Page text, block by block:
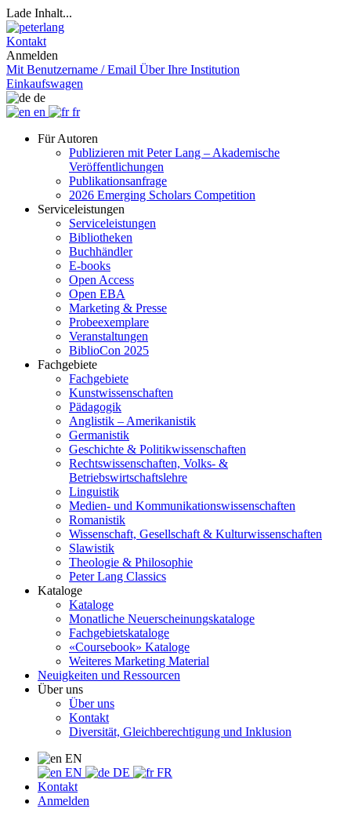
Lade Inhalt...
Kontakt
Anmelden
Mit Benutzername / Email Über Ihre Institution
Einkaufswagen
de
en
fr
Für Autoren
Publizieren mit Peter Lang – Akademische
Veröffentlichungen
Publikationsanfrage
2026 Emerging Scholars Competition
Serviceleistungen
Serviceleistungen
Bibliotheken
Buchhändler
E-books
Open Access
Open EBA
Marketing & Presse
Probeexemplare
Veranstaltungen
BiblioCon 2025
Fachgebiete
Fachgebiete
Kunstwissenschaften
Pädagogik
Anglistik – Amerikanistik
Germanistik
Geschichte & Politikwissenschaften
Rechtswissenschaften, Volks- &
Betriebswirtschaftslehre
Linguistik
Medien- und Kommunikationswissenschaften
Romanistik
Wissenschaft, Gesellschaft & Kulturwissenschaften
Slawistik
Theologie & Philosophie
Peter Lang Classics
Kataloge
Kataloge
Monatliche Neuerscheinungskataloge
Fachgebietskataloge
«Coursebook» Kataloge
Weiteres Marketing Material
Neuigkeiten und Ressourcen
Über uns
Über uns
Kontakt
Diversität, Gleichberechtigung und Inklusion
EN
EN
DE
FR
Kontakt
Anmelden